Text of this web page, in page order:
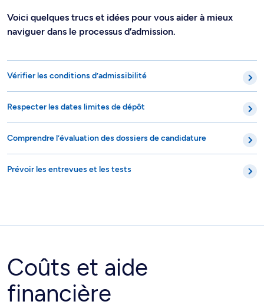
Voici quelques trucs et idées pour vous aider à mieux
naviguer dans le processus d’admission.
Vérifier les conditions d’admissibilité
Respecter les dates limites de dépôt
Comprendre l’évaluation des dossiers de candidature
Prévoir les entrevues et les tests
Coûts et aide
financière